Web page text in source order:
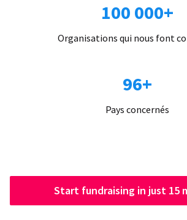
100 000+
Organisations qui nous font
96+
Pays concernés
Start fundraising in just 15